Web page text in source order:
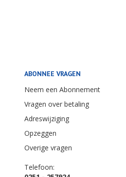
ABONNEE VRAGEN
Neem een Abonnement
Vragen over betaling
Adreswijziging
Opzeggen
Overige vragen
Telefoon: